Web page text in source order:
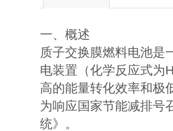
一、概述
质子交换膜燃料电池是
电装置（化学反应式为
高的能量转化效率和极
为响应国家节能减排号
统》。